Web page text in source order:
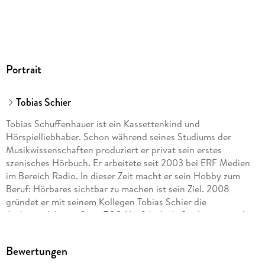
Portrait
Tobias Schier
Tobias Schuffenhauer ist ein Kassettenkind und
Hörspielliebhaber. Schon während seines Studiums der
Musikwissenschaften produziert er privat sein erstes
szenisches Hörbuch. Er arbeitete seit 2003 bei ERF Medien
im Bereich Radio. In dieser Zeit macht er sein Hobby zum
Beruf: Hörbares sichtbar zu machen ist sein Ziel. 2008
gründet er mit seinem Kollegen Tobias Schier die
Audioproduktionsfirma TOS-Hörfabrik. Außerdem ist er als
Hüttenberg bei Wetzlar.
Bewertungen